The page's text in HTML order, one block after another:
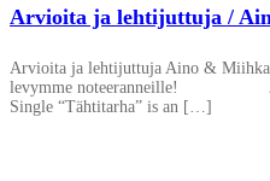
Arvioita ja lehtijuttuja /
Arvioita ja lehtijuttuja Aino &
levymme noteeranneille! Aino
Single “Tähtitarha” is an […]